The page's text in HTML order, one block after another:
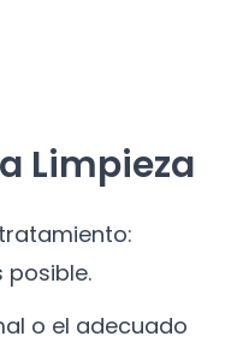
Limpieza
posible.
o el adecuado